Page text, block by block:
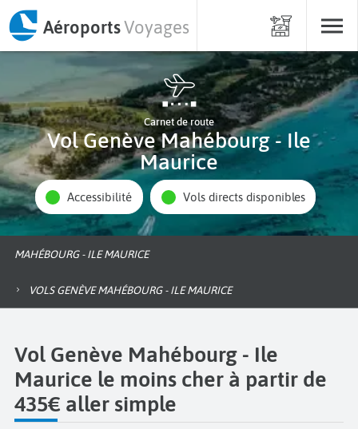
AéroportsVoyages
Carnet de route
Vol Genève Mahébourg - Ile
Maurice
Accessibilité Vols directs disponibles
MAHÉBOURG - ILE MAURICE
VOLS GENÈVE MAHÉBOURG - ILE MAURICE
Vol Genève Mahébourg - Ile
Maurice le moins cher à partir de
435€ aller simple